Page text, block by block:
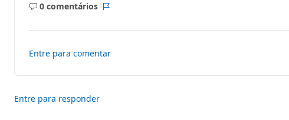
0 comentários
Sem
Entre para comentar
Entre para responder